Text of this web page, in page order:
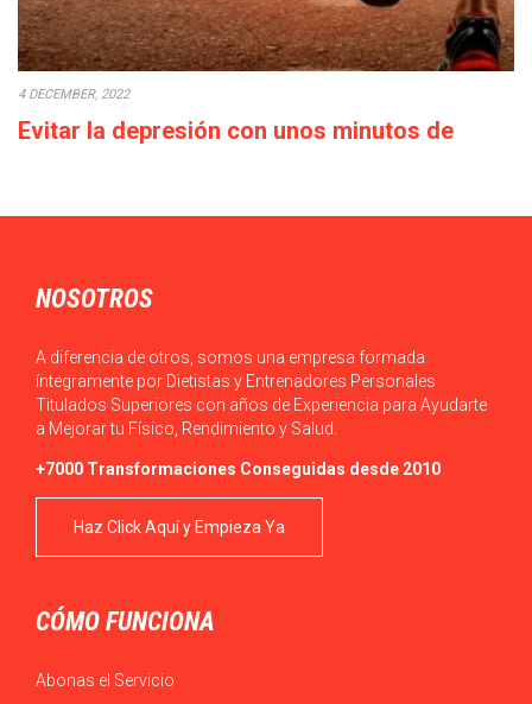
4 DECEMBER, 2022
Evitar la depresión con unos minutos de
NOSOTROS
A diferencia de otros, somos una empresa formada
íntegramente por Dietistas y Entrenadores Personales
Titulados Superiores con años de Experiencia para Ayudarte
a Mejorar tu Físico, Rendimiento y Salud.
+7000 Transformaciones Conseguidas desde 2010
Haz Click Aquí y Empieza Ya
CÓMO FUNCIONA
Abonas el Servicio